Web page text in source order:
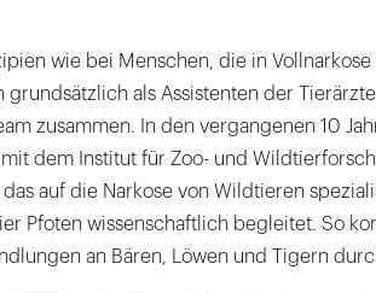
wie bei Menschen, die in
als Assistenten der
zusammen. In den vergangenen 10
dem Institut für Zoo- und
auf die Narkose von Wildtieren
Pfoten wissenschaftlich begleitet. So
an Bären, Löwen und Tigern